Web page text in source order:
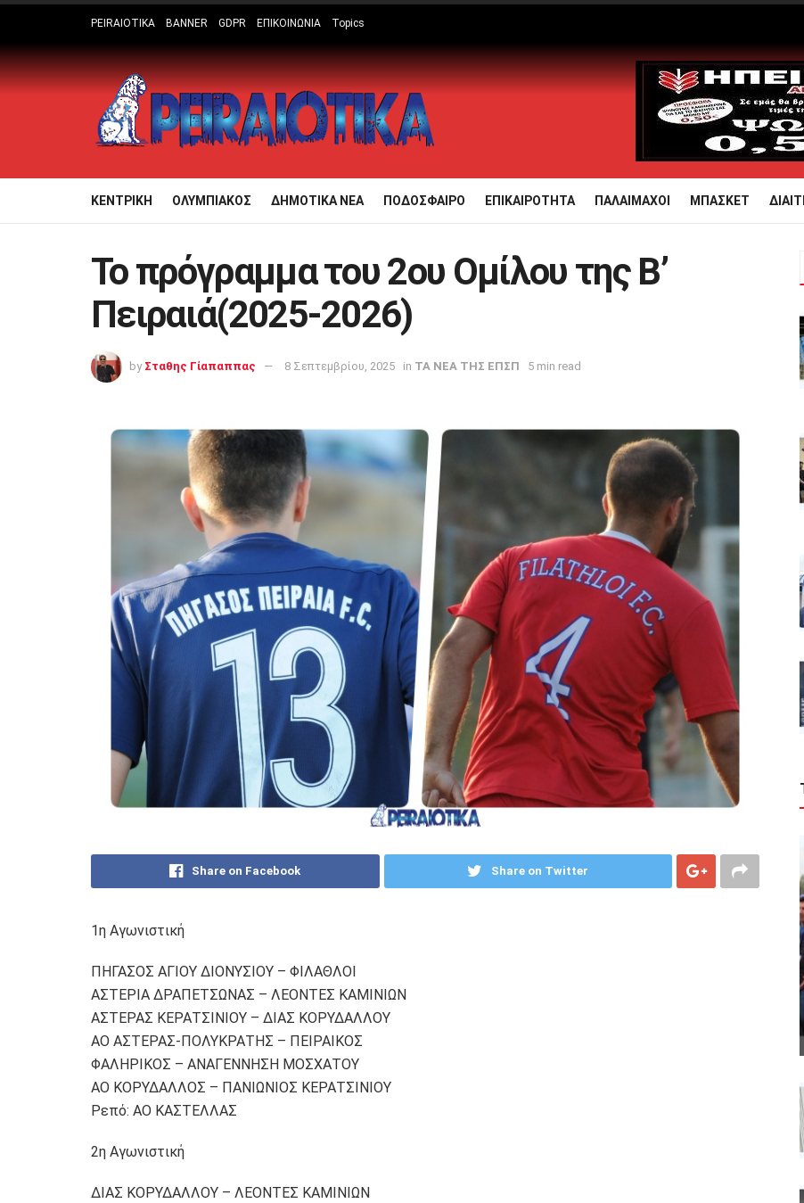
PEIRAIOTIKA BANNER GDPR ΕΠΙΚΟΙΝΩΝΙΑ Topics
ΚΕΝΤΡΙΚΗ ΟΛΥΜΠΙΑΚΟΣ ΔΗΜΟΤΙΚΑ ΝΕΑ ΠΟΔΟΣΦΑΙΡΟ ΕΠΙΚΑΙΡΟΤΗΤΑ ΠΑΛΑΙΜΑΧΟΙ ΜΠΑΣΚΕΤ
Το πρόγραμμα του 2ου Ομίλου της Β’
Πειραιά(2025-2026)
by Σταθης Γίαπαππας 8 Σεπτεμβρίου, 2025 in ΤΑ ΝΕΑ ΤΗΣ ΕΠΣΠ 5 min read
Share on Facebook Share on Twitter
1η Αγωνιστική
ΠΗΓΑΣΟΣ ΑΓΙΟΥ ΔΙΟΝΥΣΙΟΥ – ΦΙΛΑΘΛΟΙ
ΑΣΤΕΡΙΑ ΔΡΑΠΕΤΣΩΝΑΣ – ΛΕΟΝΤΕΣ ΚΑΜΙΝΙΩΝ
ΑΣΤΕΡΑΣ ΚΕΡΑΤΣΙΝΙΟΥ – ΔΙΑΣ ΚΟΡΥΔΑΛΛΟΥ
ΑΟ ΑΣΤΕΡΑΣ-ΠΟΛΥΚΡΑΤΗΣ – ΠΕΙΡΑΙΚΟΣ
ΦΑΛΗΡΙΚΟΣ – ΑΝΑΓΕΝΝΗΣΗ ΜΟΣΧΑΤΟΥ
ΑΟ ΚΟΡΥΔΑΛΛΟΣ – ΠΑΝΙΩΝΙΟΣ ΚΕΡΑΤΣΙΝΙΟΥ
Ρεπό: ΑΟ ΚΑΣΤΕΛΛΑΣ
2η Αγωνιστική
ΔΙΑΣ ΚΟΡΥΔΑΛΛΟΥ – ΛΕΟΝΤΕΣ ΚΑΜΙΝΙΩΝ